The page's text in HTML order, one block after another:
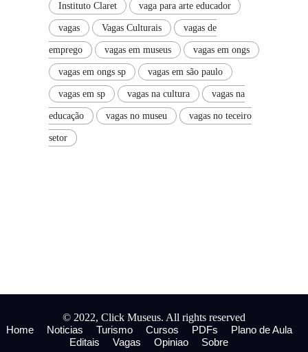
Instituto Claret vaga para arte educador
vagas Vagas Culturais vagas de
emprego vagas em museus vagas em ongs
vagas em ongs sp vagas em são paulo
vagas em sp vagas na cultura vagas na
educação vagas no museu vagas no teceiro
setor
© 2022, Click Museus. All rights reserved
Home
Noticias Turismo Cursos PDFs
Plano de Aula
Editais
Vagas Opiniao Sobre